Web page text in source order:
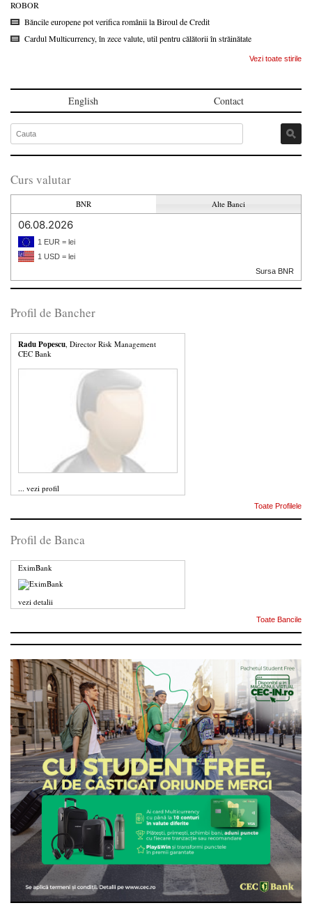
ROBOR
Băncile europene pot verifica românii la Biroul de Credit
Cardul Multicurrency, în zece valute, util pentru călătorii în străinătate
Vezi toate stirile
English Contact
Curs valutar
BNR Alte Banci
06.08.2026
1 EUR = lei
1 USD = lei
Sursa BNR
Profil de Bancher
Radu Popescu, Director Risk Management
CEC Bank
... vezi profil
Toate Profilele
Profil de Banca
EximBank
vezi detalii
Toate Bancile